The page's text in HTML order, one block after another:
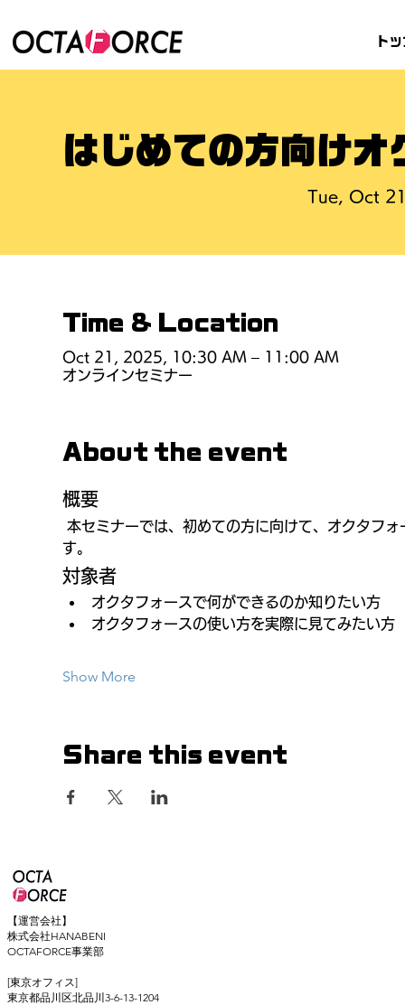
ト
はじめての方向けオ
Tue, Oct
Time & Location
Oct 21, 2025, 10:30 AM – 11:00 AM
オンラインセミナー
About the event
概要
す。
対象者
オクタフォースで何ができるのか知りたい方
オクタフォースの使い方を実際に見てみたい方
Show More
Share this event
【運営会社】
株式会社HANABENI
OCTAFORCE事業部
[東京オフィス]
東京都品川区北品川3-6-13-1204